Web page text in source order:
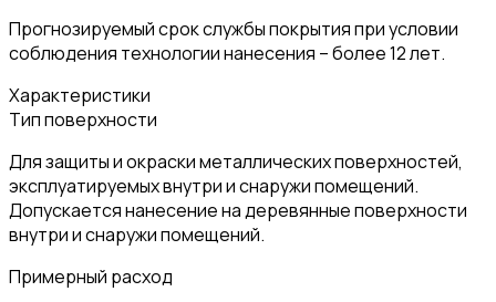
Прогнозируемый срок службы покрытия при условии
соблюдения технологии нанесения – более 12 лет.
Характеристики
Тип поверхности
Для защиты и окраски металлических поверхностей,
эксплуатируемых внутри и снаружи помещений.
Допускается нанесение на деревянные поверхности
внутри и снаружи помещений.
Примерный расход